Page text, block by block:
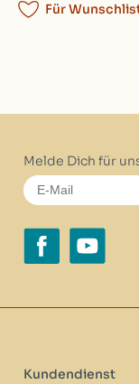
Für
Melde Dich für
Kundendienst